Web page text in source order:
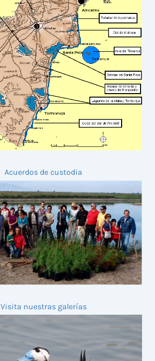
Acuerdos de custodia
Visita nuestras galerías